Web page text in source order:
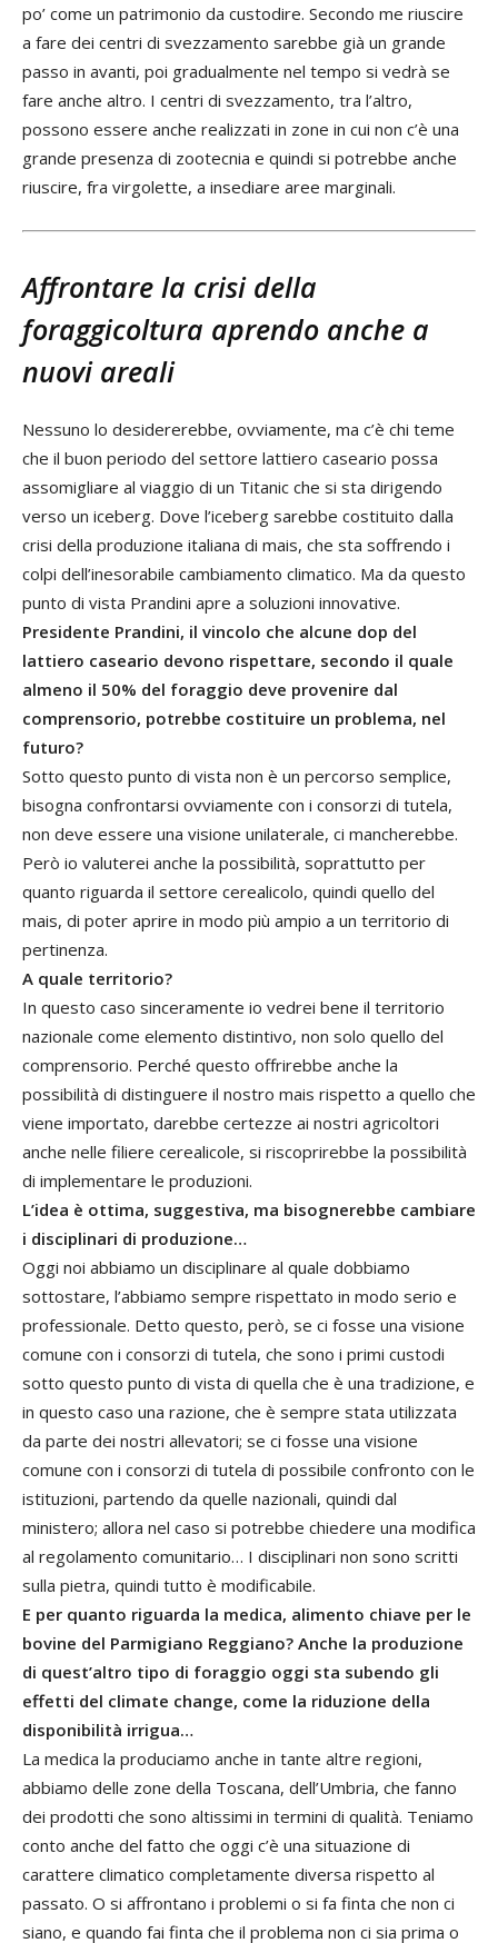
po’ come un patrimonio da custodire. Secondo me riuscire
a fare dei centri di svezzamento sarebbe già un grande
passo in avanti, poi gradualmente nel tempo si vedrà se
fare anche altro. I centri di svezzamento, tra l’altro,
possono essere anche realizzati in zone in cui non c’è una
grande presenza di zootecnia e quindi si potrebbe anche
riuscire, fra virgolette, a insediare aree marginali.
Affrontare la crisi della
foraggicoltura aprendo anche a
nuovi areali
Nessuno lo desidererebbe, ovviamente, ma c’è chi teme
che il buon periodo del settore lattiero caseario possa
assomigliare al viaggio di un Titanic che si sta dirigendo
verso un iceberg. Dove l’iceberg sarebbe costituito dalla
crisi della produzione italiana di mais, che sta soffrendo i
colpi dell’inesorabile cambiamento climatico. Ma da questo
punto di vista Prandini apre a soluzioni innovative.
Presidente Prandini, il vincolo che alcune dop del
lattiero caseario devono rispettare, secondo il quale
almeno il 50% del foraggio deve provenire dal
comprensorio, potrebbe costituire un problema, nel
futuro?
Sotto questo punto di vista non è un percorso semplice,
bisogna confrontarsi ovviamente con i consorzi di tutela,
non deve essere una visione unilaterale, ci mancherebbe.
Però io valuterei anche la possibilità, soprattutto per
quanto riguarda il settore cerealicolo, quindi quello del
mais, di poter aprire in modo più ampio a un territorio di
pertinenza.
A quale territorio?
In questo caso sinceramente io vedrei bene il territorio
nazionale come elemento distintivo, non solo quello del
comprensorio. Perché questo offrirebbe anche la
possibilità di distinguere il nostro mais rispetto a quello che
viene importato, darebbe certezze ai nostri agricoltori
anche nelle filiere cerealicole, si riscoprirebbe la possibilità
di implementare le produzioni.
L’idea è ottima, suggestiva, ma bisognerebbe cambiare
i disciplinari di produzione…
Oggi noi abbiamo un disciplinare al quale dobbiamo
sottostare, l’abbiamo sempre rispettato in modo serio e
professionale. Detto questo, però, se ci fosse una visione
comune con i consorzi di tutela, che sono i primi custodi
sotto questo punto di vista di quella che è una tradizione, e
in questo caso una razione, che è sempre stata utilizzata
da parte dei nostri allevatori; se ci fosse una visione
comune con i consorzi di tutela di possibile confronto con le
istituzioni, partendo da quelle nazionali, quindi dal
ministero; allora nel caso si potrebbe chiedere una modifica
al regolamento comunitario… I disciplinari non sono scritti
sulla pietra, quindi tutto è modificabile.
E per quanto riguarda la medica, alimento chiave per le
bovine del Parmigiano Reggiano? Anche la produzione
di quest’altro tipo di foraggio oggi sta subendo gli
effetti del climate change, come la riduzione della
disponibilità irrigua…
La medica la produciamo anche in tante altre regioni,
abbiamo delle zone della Toscana, dell’Umbria, che fanno
dei prodotti che sono altissimi in termini di qualità. Teniamo
conto anche del fatto che oggi c’è una situazione di
carattere climatico completamente diversa rispetto al
passato. O si affrontano i problemi o si fa finta che non ci
siano, e quando fai finta che il problema non ci sia prima o